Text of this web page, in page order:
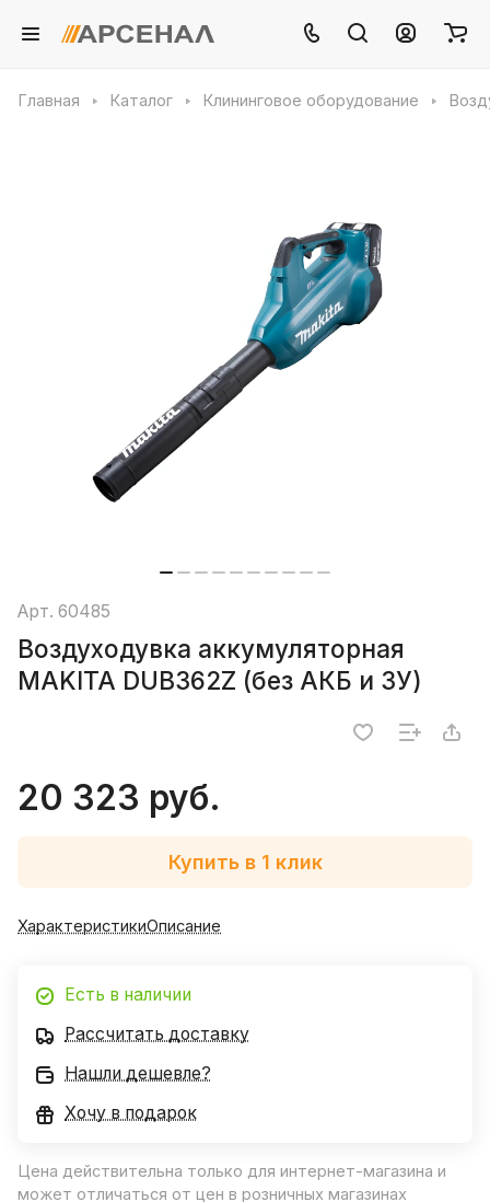
Главная Каталог Клининговое оборудование
Арт. 60485
Воздуходувка аккумуляторная
MAKITA DUB362Z (без АКБ и ЗУ)
20 323 руб.
Купить в 1 клик
ХарактеристикиОписание
Есть в наличии
Рассчитать доставку
Нашли дешевле?
Хочу в подарок
Цена действительна только для интернет-магазина и
может отличаться от цен в розничных магазинах